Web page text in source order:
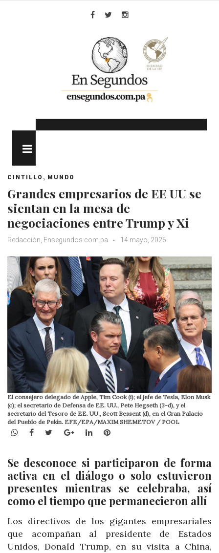
CINTILLO , MUNDO
Grandes empresarios de EE UU se
sientan en la mesa de
negociaciones entre Trump y Xi
Redacción, Ensegundos.com.pa 14 mayo, 2026
El consejero delegado de Apple, Tim Cook (i); el jefe de Tesla, Elon Musk
(c); el secretario de Defensa de EE. UU., Pete Hegseth (3-d), y el
secretario del Tesoro de EE. UU., Scott Bessent (d), en el Gran Palacio
del Pueblo de Pekín. EFE/EPA/MAXIM SHEMETOV / POOL
WhatsApp
Facebook
TwitterGoogle+LinkedInPinterest
Se desconoce si participaron de forma
activa en el diálogo o solo estuvieron
presentes mientras se celebraba, así
como el tiempo que permanecieron allí
Los directivos de los gigantes empresariales
que acompañan al presidente de Estados
Unidos, Donald Trump, en su visita a China,